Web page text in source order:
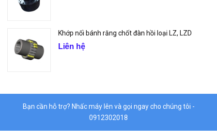
Khớp nối bánh răng chốt đàn hồi loại LZ, LZD
Liên hệ
Bạn cần hỗ trợ? Nhấc máy lên và gọi ngay cho chúng tôi -
0912302018